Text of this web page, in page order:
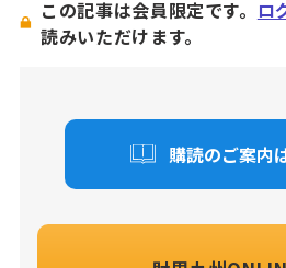
この記事は会員限定です。 ロ
読みいただけます。
購読のご案内